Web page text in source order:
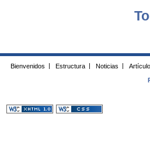
Bienvenidos Estructura Noticias